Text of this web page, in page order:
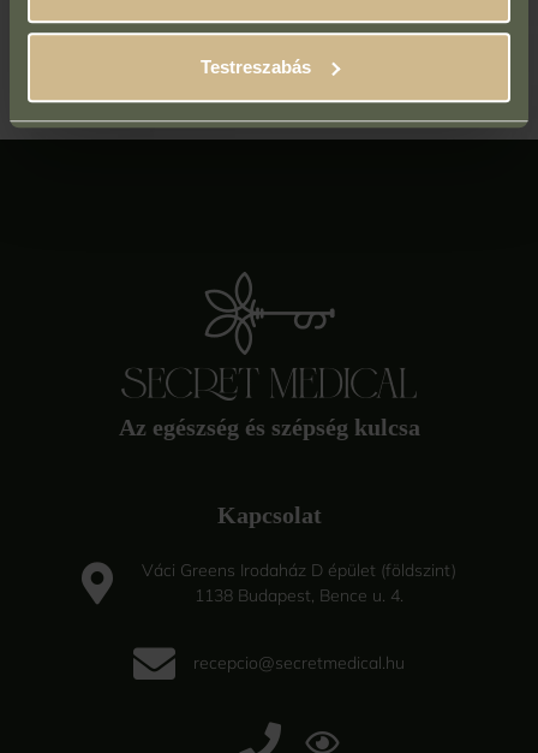
Testreszabás
Időpontfoglalás konzultációra
Az egészség és szépség kulcsa
Kapcsolat
Váci Greens Irodaház D épület (földszint)
1138 Budapest, Bence u. 4.
recepcio@secretmedical.hu